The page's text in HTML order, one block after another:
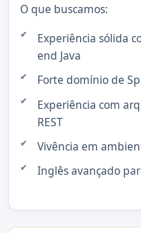
O que buscamos:
Experiência sólida
end Java
Forte domínio de
Experiência com
REST
Vivência em
Inglês avançado